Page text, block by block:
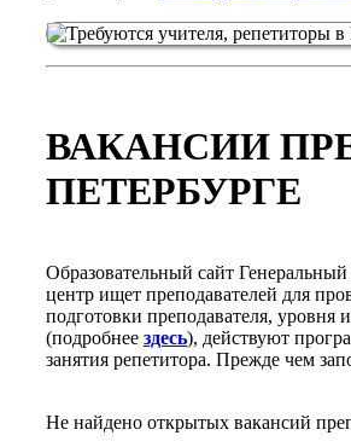
ВАКАНСИИ
ПЕТЕРБУРГЕ
Образовательный сайт Генеральный
центр ищет преподавателей для
подготовки преподавателя, уровня
(подробнее здесь), действуют
занятия репетитора. Прежде чем
Не найдено открытых вакансий